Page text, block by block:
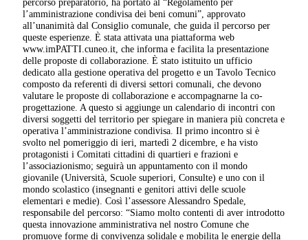
percorso preparatorio, ha portato al “Regolamento per
l’amministrazione condivisa dei beni comuni”, approvato
all’unanimità dal Consiglio comunale, che guida il percorso per
queste esperienze. È stata attivata una piattaforma web
www.imPATTI.cuneo.it, che informa e facilita la presentazione
delle proposte di collaborazione. È stato istituito un ufficio
dedicato alla gestione operativa del progetto e un Tavolo Tecnico
composto da referenti di diversi settori comunali, che devono
valutare le proposte di collaborazione e accompagnarne la co-
progettazione. A questo si aggiunge un calendario di incontri con
diversi soggetti del territorio per spiegare in maniera più concreta e
operativa l’amministrazione condivisa. Il primo incontro si è
svolto nel pomeriggio di ieri, martedì 2 dicembre, e ha visto
protagonisti i Comitati cittadini di quartieri e frazioni e
l’associazionismo; seguirà un appuntamento con il mondo
giovanile (Università, Scuole superiori, Consulte) e uno con il
mondo scolastico (insegnanti e genitori attivi delle scuole
elementari e medie). Così l’assessore Alessandro Spedale,
responsabile del percorso: “Siamo molto contenti di aver introdotto
questa innovazione amministrativa nel nostro Comune che
promuove forme di convivenza solidale e mobilita le energie della